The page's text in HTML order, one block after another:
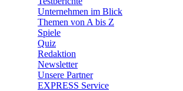
Unternehmen im Blick
Themen von A bis Z
Spiele
Quiz
Redaktion
Newsletter
Unsere Partner
EXPRESS Service